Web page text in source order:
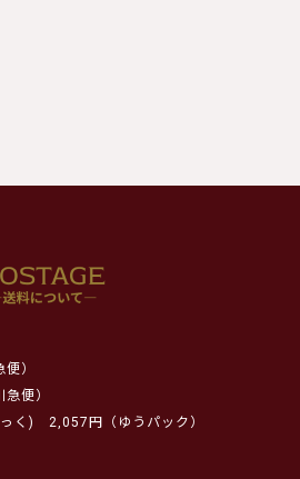
）
便）
く)
2,057円（ゆうパック）